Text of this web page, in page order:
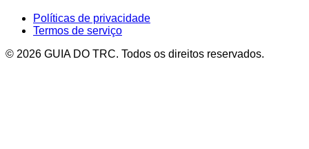
Políticas de privacidade
Termos de serviço
© 2026 GUIA DO TRC. Todos os direitos reservados.